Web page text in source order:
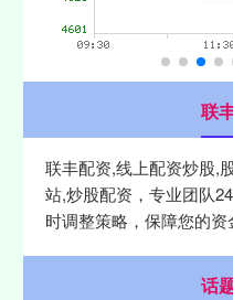
联
联丰配资,线上配资炒股,
站,炒股配资，专业团队
时调整策略，保障您的资
话